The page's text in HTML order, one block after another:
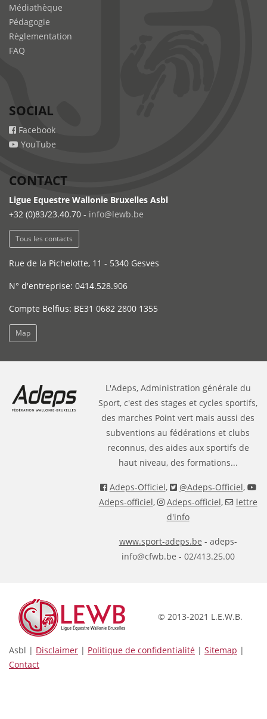
Médiathèque
Pédagogie
Règlementation
FAQ
SOCIAL
Facebook
YouTube
CONTACT
Ligue Equestre Wallonie Bruxelles Asbl
+32 (0)83/23.40.70 - info@lewb.be
Tous les contacts
Rue de la Pichelotte, 11 - 5340 Gesves
N° d'entreprise: 0414.528.906
Compte Belfius: BE31 0682 2800 1355
Map
L'Adeps, Administration générale du
Sport, c'est des stages et cycles sportifs,
des marches Point vert mais aussi des
subventions au fédérations et clubs
reconnus, des aides aux sportifs de
haut niveau, des formations...
Adeps-Officiel, @Adeps-Officiel,
Adeps-officiel, Adeps-officiel,
lettre
d'info
www.sport-adeps.be - adeps-
info@cfwb.be - 02/413.25.00
© 2013-2021 L.E.W.B.
Asbl | Disclaimer | Politique de confidentialité | Sitemap |
Contact